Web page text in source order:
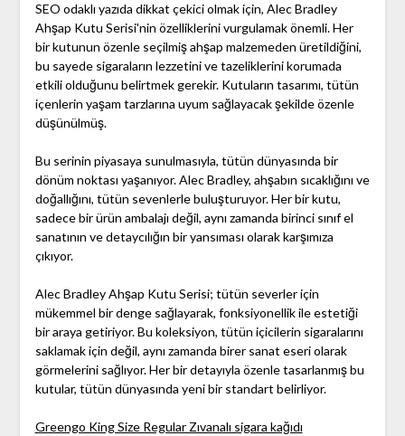
SEO odaklı yazıda dikkat çekici olmak için, Alec Bradley
Ahşap Kutu Serisi'nin özelliklerini vurgulamak önemli. Her
bir kutunun özenle seçilmiş ahşap malzemeden üretildiğini,
bu sayede sigaraların lezzetini ve tazeliklerini korumada
etkili olduğunu belirtmek gerekir. Kutuların tasarımı, tütün
içenlerin yaşam tarzlarına uyum sağlayacak şekilde özenle
düşünülmüş.
Bu serinin piyasaya sunulmasıyla, tütün dünyasında bir
dönüm noktası yaşanıyor. Alec Bradley, ahşabın sıcaklığını ve
doğallığını, tütün sevenlerle buluşturuyor. Her bir kutu,
sadece bir ürün ambalajı değil, aynı zamanda birinci sınıf el
sanatının ve detaycılığın bir yansıması olarak karşımıza
çıkıyor.
Alec Bradley Ahşap Kutu Serisi; tütün severler için
mükemmel bir denge sağlayarak, fonksiyonellik ile estetiği
bir araya getiriyor. Bu koleksiyon, tütün içicilerin sigaralarını
saklamak için değil, aynı zamanda birer sanat eseri olarak
görmelerini sağlıyor. Her bir detayıyla özenle tasarlanmış bu
kutular, tütün dünyasında yeni bir standart belirliyor.
Greengo King Size Regular Zıvanalı sigara kağıdı